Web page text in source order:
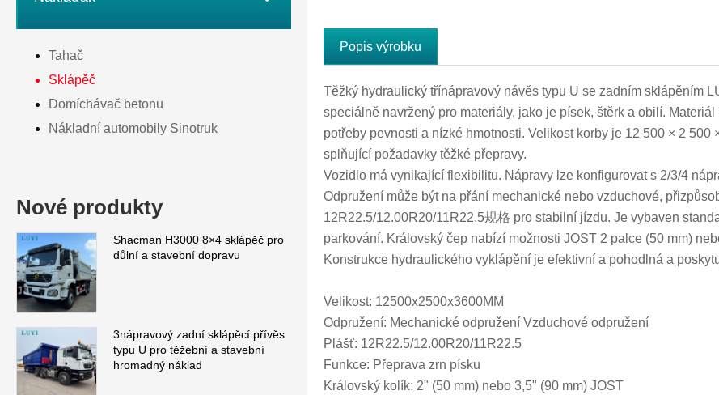
Tahač
Sklápěč
Domíchávač betonu
Nákladní automobily Sinotruk
Nové produkty
Shacman H3000 8×4 sklápěč pro
důlní a stavební dopravu
3nápravový zadní sklápěcí přívěs
typu U pro těžební a stavební
hromadný náklad
Popis výrobku
Těžký hydraulický třínápravový návěs typu U se zadním sklápěním
speciálně navržený pro materiály, jako je písek, štěrk a obilí.
potřeby pevnosti a nízké hmotnosti. Velikost korby je 12 500 × 2
splňující požadavky těžké přepravy.
Vozidlo má vynikající flexibilitu. Nápravy lze konfigurovat s 2/3/4
Odpružení může být na přání mechanické nebo vzduchové,
12R22.5/12.00R20/11R22.5规格 pro stabilní jízdu. Je vybaven
parkování. Královský čep nabízí možnosti JOST 2 palce (50 mm)
Konstrukce hydraulického vyklápění je efektivní a pohodlná a
Velikost: 12500x2500x3600MM
Odpružení: Mechanické odpružení Vzduchové odpružení
Plášť: 12R22.5/12.00R20/11R22.5
Funkce: Přeprava zrn písku
Královský kolík: 2" (50 mm) nebo 3,5" (90 mm) JOST